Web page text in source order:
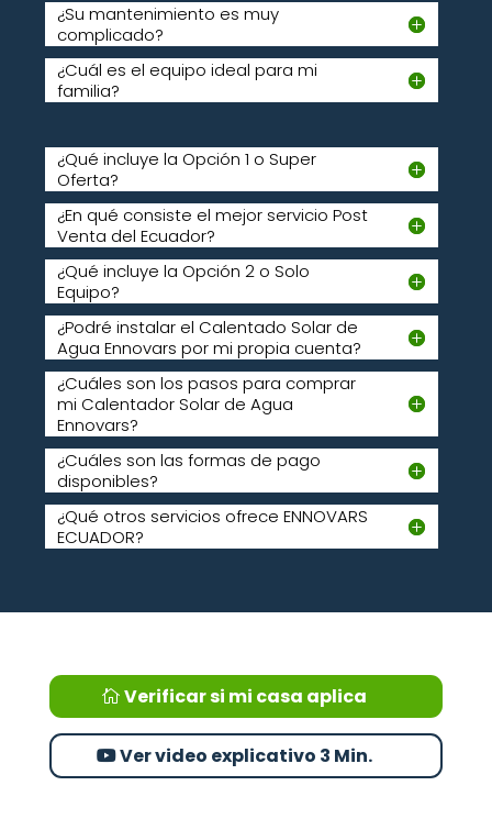
¿Su mantenimiento es muy
complicado?
¿Cuál es el equipo ideal para mi
familia?
¿Qué incluye la Opción 1 o Super
Oferta?
¿En qué consiste el mejor servicio Post
Venta del Ecuador?
¿Qué incluye la Opción 2 o Solo
Equipo?
¿Podré instalar el Calentado Solar de
Agua Ennovars por mi propia cuenta?
¿Cuáles son los pasos para comprar
mi Calentador Solar de Agua
Ennovars?
¿Cuáles son las formas de pago
disponibles?
¿Qué otros servicios ofrece ENNOVARS
ECUADOR?
Verificar si mi casa aplica
Ver video explicativo 3 Min.